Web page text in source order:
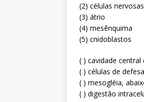
(2) células nervosas
(3) átrio
(4) mesênquima
(5) cnidoblastos
( ) cavidade central
( ) células de
( ) mesogléia,
( ) digestão